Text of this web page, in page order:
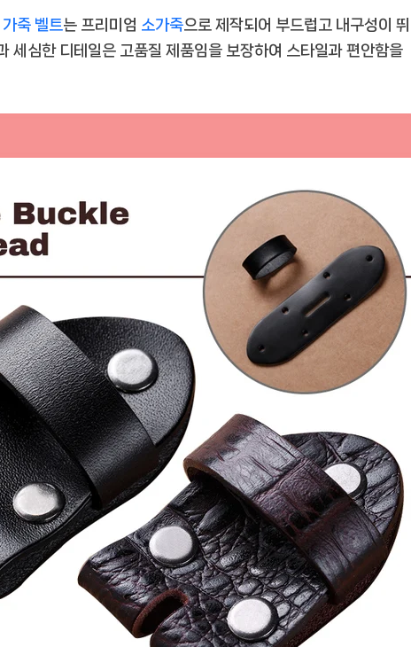
리
가죽 벨트는 프리미엄 소가죽으로 제작되어 부드럽고 내구성이 뛰
세심한 디테일은 고품질 제품임을 보장하여 스타일과 편안함을